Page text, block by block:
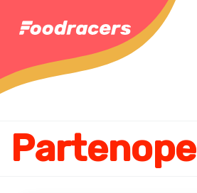
Partenope